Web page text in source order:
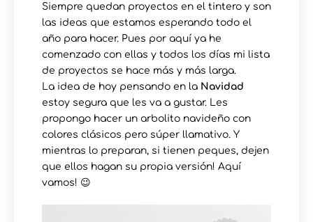
Siempre quedan proyectos en el tintero y son
las ideas que estamos esperando todo el
año para hacer. Pues por aquí ya he
comenzado con ellas y todos los días mi lista
de proyectos se hace más y más larga.
La idea de hoy pensando en la Navidad
estoy segura que les va a gustar. Les
propongo hacer un arbolito navideño con
colores clásicos pero súper llamativo. Y
mientras lo preparan, si tienen peques, dejen
que ellos hagan su propia versión! Aquí
vamos! 😉